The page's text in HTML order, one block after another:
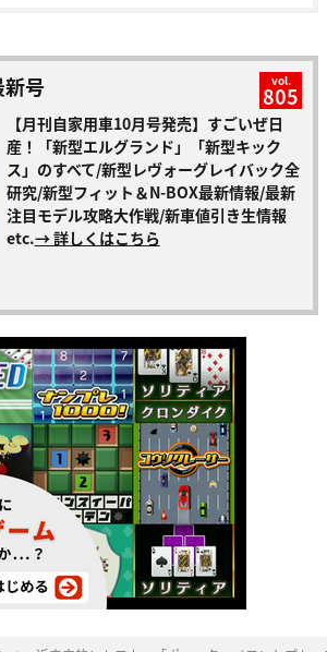
号 vol.
805
【月刊自家用車10月号発売】すごいぜ日
産！「新型エルグランド」「新型キック
ス」のすべて/新型レヴォーグレイバック全
研究/新型フィット＆N-BOX最新情報/最新
注目モデル攻略大作戦/新車値引き生情報
etc.→ 詳しくはこちら